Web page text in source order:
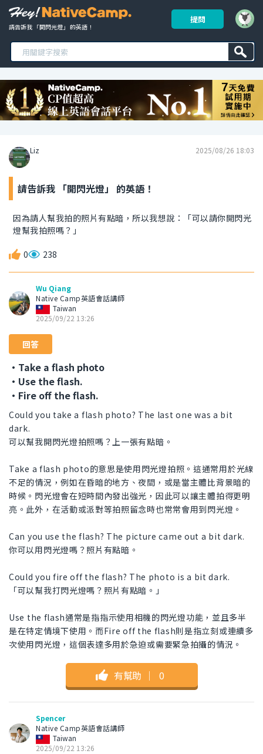
請告訴我 「開閃光燈」 的英語！
提問
Liz 2025/08/26 18:03
請告訴我 「開閃光燈」 的英語！
因為請人幫我拍的照片有點暗，所以我想說：「可以請你開閃光
燈幫我拍照嗎？」
0 238
Wu Qiang
Native Camp英語會話講師
Taiwan
2025/09/22 13:26
回答
・Take a flash photo
・Use the flash.
・Fire off the flash.
Could you take a flash photo? The last one was a bit
dark.
可以幫我開閃光燈拍照嗎？上一張有點暗。
Take a flash photo的意思是使用閃光燈拍照。這通常用於光線
不足的情況，例如在昏暗的地方、夜間，或是當主體比背景暗的
時候。閃光燈會在短時間內發出強光，因此可以讓主體拍得更明
亮。此外，在活動或派對等拍照留念時也常常會用到閃光燈。
Can you use the flash? The picture came out a bit dark.
你可以用閃光燈嗎？照片有點暗。
Could you fire off the flash? The photo is a bit dark.
「可以幫我打閃光燈嗎？照片有點暗。」
Use the flash通常是指指示使用相機的閃光燈功能，並且多半
是在特定情境下使用。而Fire off the flash則是指立刻或連續多
次使用閃光燈，這個表達多用於急迫或需要緊急拍攝的情況。
有幫助 ｜ 0
Spencer
Native Camp英語會話講師
Taiwan
2025/09/22 13:26